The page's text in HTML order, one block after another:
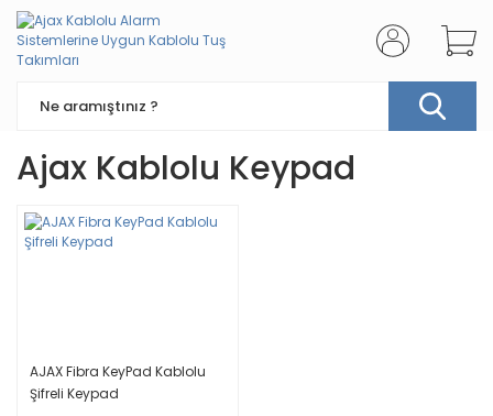
Ajax Kablolu Keypad
AJAX Fibra KeyPad Kablolu
Şifreli Keypad